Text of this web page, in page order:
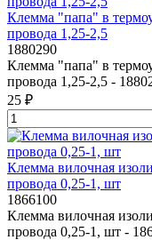
Клемма "папа" в
провода 1,25-2,5
1880290
Клемма "папа" в
провода 1,25-2,5 -
25 ₽
Клемма вилочная
провода 0,25-1, шт
1866100
Клемма вилочная
провода 0,25-1, шт -